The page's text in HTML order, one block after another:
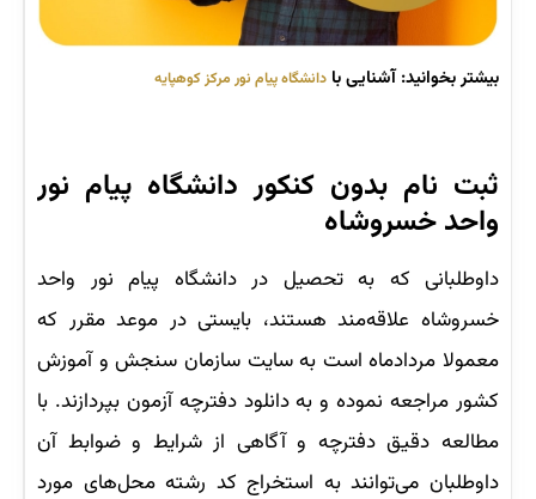
بیشتر بخوانید: آشنایی با دانشگاه پیام نور مرکز کوهپایه
ثبت نام بدون کنکور دانشگاه پیام نور
واحد خسروشاه
داوطلبانی که به تحصیل در دانشگاه پیام نور واحد
خسروشاه علاقه‌مند هستند، بایستی در موعد مقرر که
معمولا مردادماه است به سایت سازمان سنجش و آموزش
کشور مراجعه نموده و به دانلود دفترچه آزمون بپردازند. با
مطالعه دقیق دفترچه و آگاهی از شرایط و ضوابط آن
داوطلبان می‌توانند به استخراج کد رشته محل‌های مورد